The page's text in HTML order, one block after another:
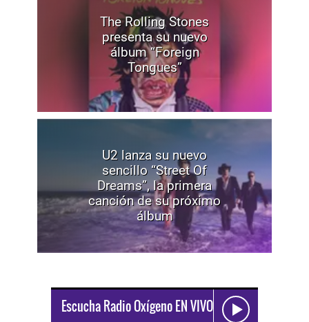
The Rolling Stones
presenta su nuevo
álbum “Foreign
Tongues”
U2 lanza su nuevo
sencillo “Street Of
Dreams”, la primera
canción de su próximo
álbum
Escucha Radio Oxígeno EN VIVO